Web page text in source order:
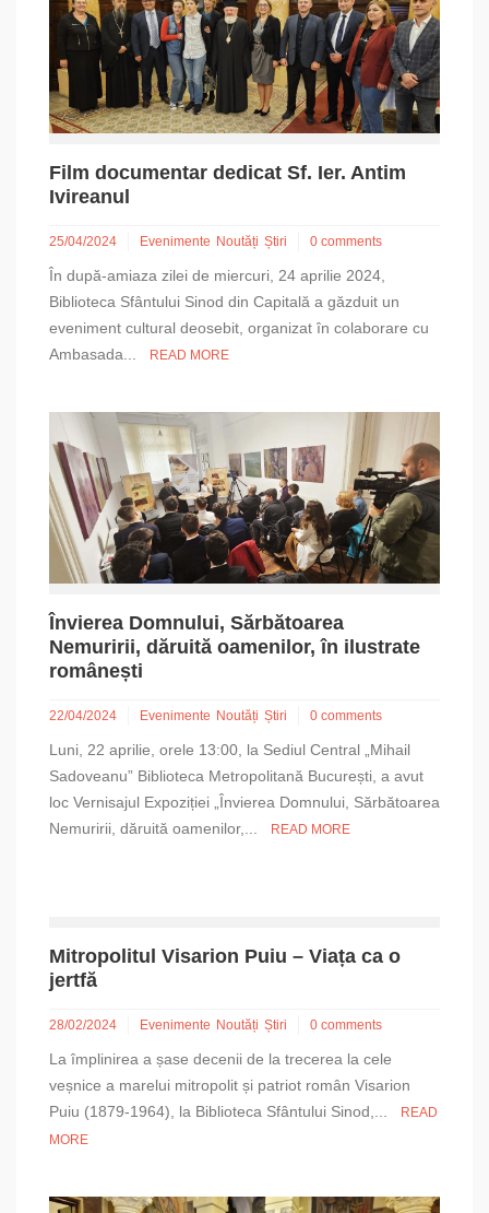
Film documentar dedicat Sf. Ier. Antim
Ivireanul
25/04/2024 Evenimente Noutăți Știri 0 comments
În după-amiaza zilei de miercuri, 24 aprilie 2024,
Biblioteca Sfântului Sinod din Capitală a găzduit un
eveniment cultural deosebit, organizat în colaborare cu
Ambasada...
READ MORE
Învierea Domnului, Sărbătoarea
Nemuririi, dăruită oamenilor, în ilustrate
românești
22/04/2024 Evenimente Noutăți Știri 0 comments
Luni, 22 aprilie, orele 13:00, la Sediul Central „Mihail
Sadoveanu” Biblioteca Metropolitană București, a avut
loc Vernisajul Expoziției „Învierea Domnului, Sărbătoarea
Nemuririi, dăruită oamenilor,...
READ MORE
Mitropolitul Visarion Puiu – Viața ca o
jertfă
28/02/2024 Evenimente Noutăți Știri 0 comments
La împlinirea a șase decenii de la trecerea la cele
veșnice a marelui mitropolit și patriot român Visarion
Puiu (1879-1964), la Biblioteca Sfântului Sinod,...
READ
MORE